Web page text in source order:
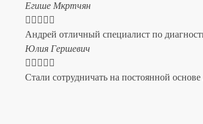
​Егише Мкртчян
    
Андрей отличный специалист по
​Юлия Гершевич
    
Стали сотрудничать на постоянной